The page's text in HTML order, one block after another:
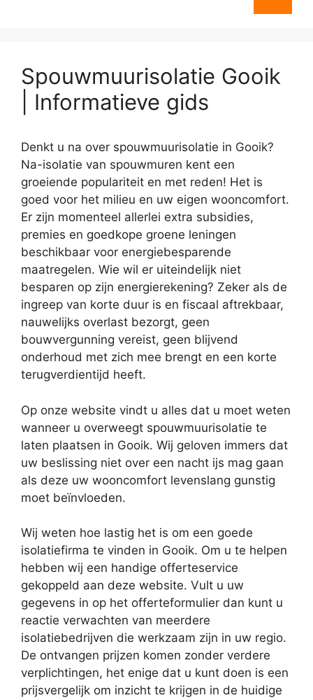
Spouwmuurisolatie Gooik
| Informatieve gids
Denkt u na over spouwmuurisolatie in Gooik?
Na-isolatie van spouwmuren kent een
groeiende populariteit en met reden! Het is
goed voor het milieu en uw eigen wooncomfort.
Er zijn momenteel allerlei extra subsidies,
premies en goedkope groene leningen
beschikbaar voor energiebesparende
maatregelen. Wie wil er uiteindelijk niet
besparen op zijn energierekening? Zeker als de
ingreep van korte duur is en fiscaal aftrekbaar,
nauwelijks overlast bezorgt, geen
bouwvergunning vereist, geen blijvend
onderhoud met zich mee brengt en een korte
terugverdientijd heeft.
Op onze website vindt u alles dat u moet weten
wanneer u overweegt spouwmuurisolatie te
laten plaatsen in Gooik. Wij geloven immers dat
uw beslissing niet over een nacht ijs mag gaan
als deze uw wooncomfort levenslang gunstig
moet beïnvloeden.
Wij weten hoe lastig het is om een goede
isolatiefirma te vinden in Gooik. Om u te helpen
hebben wij een handige offerteservice
gekoppeld aan deze website. Vult u uw
gegevens in op het offerteformulier dan kunt u
reactie verwachten van meerdere
isolatiebedrijven die werkzaam zijn in uw regio.
De ontvangen prijzen komen zonder verdere
verplichtingen, het enige dat u kunt doen is een
prijsvergelijk om inzicht te krijgen in de huidige